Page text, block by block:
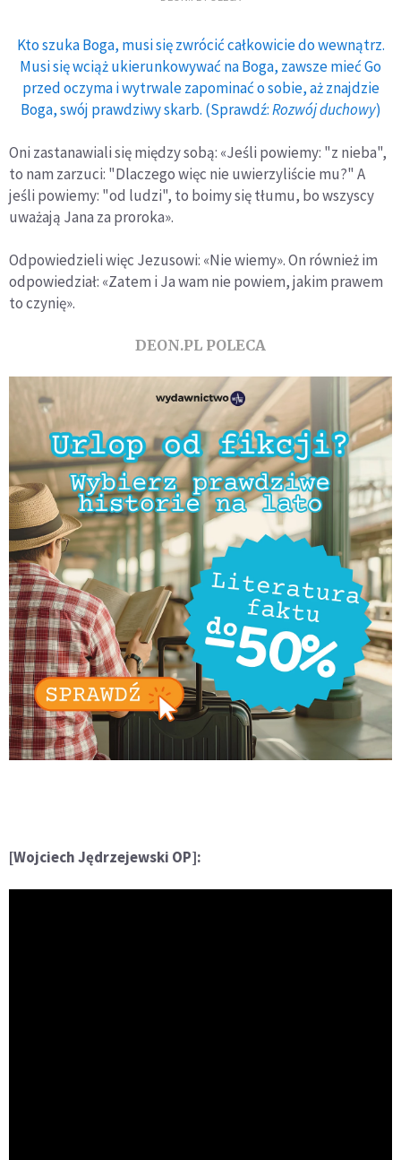
Kto szuka Boga, musi się zwrócić całkowicie do wewnątrz.
Musi się wciąż ukierunkowywać na Boga, zawsze mieć Go
przed oczyma i wytrwale zapominać o sobie, aż znajdzie
Boga, swój prawdziwy skarb. (Sprawdź:Rozwój duchowy)
Oni zastanawiali się między sobą: «Jeśli powiemy: "z nieba",
to nam zarzuci: "Dlaczego więc nie uwierzyliście mu?" A
jeśli powiemy: "od ludzi", to boimy się tłumu, bo wszyscy
uważają Jana za proroka».
Odpowiedzieli więc Jezusowi: «Nie wiemy». On również im
odpowiedział: «Zatem i Ja wam nie powiem, jakim prawem
to czynię».
DEON.PL POLECA
[Wojciech Jędrzejewski OP]: